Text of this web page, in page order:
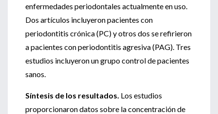
enfermedades periodontales actualmente en uso.
Dos artículos incluyeron pacientes con
periodontitis crónica (PC) y otros dos se refirieron
a pacientes con periodontitis agresiva (PAG). Tres
estudios incluyeron un grupo control de pacientes
sanos.
Síntesis de los resultados. Los estudios
proporcionaron datos sobre la concentración de